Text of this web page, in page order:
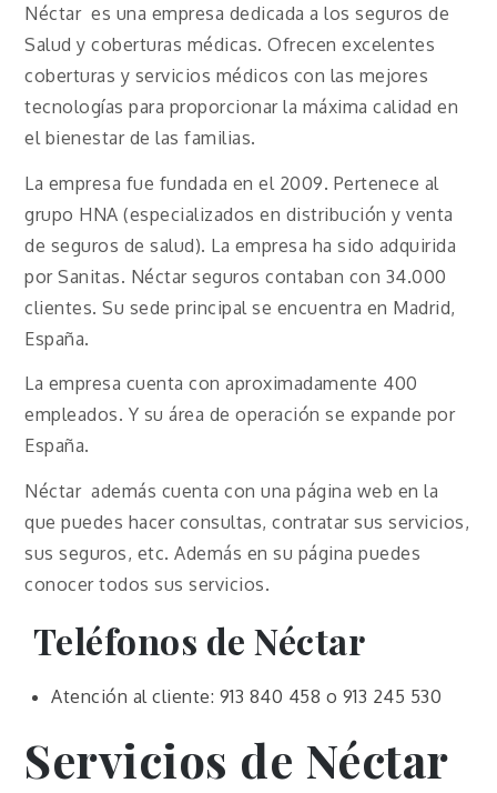
Néctar es una empresa dedicada a los seguros de
Salud y coberturas médicas. Ofrecen excelentes
coberturas y servicios médicos con las mejores
tecnologías para proporcionar la máxima calidad en
el bienestar de las familias.
La empresa fue fundada en el 2009. Pertenece al
grupo HNA (especializados en distribución y venta
de seguros de salud). La empresa ha sido adquirida
por Sanitas. Néctar seguros contaban con 34.000
clientes. Su sede principal se encuentra en Madrid,
España.
La empresa cuenta con aproximadamente 400
empleados. Y su área de operación se expande por
España.
Néctar además cuenta con una página web en la
que puedes hacer consultas, contratar sus servicios,
sus seguros, etc. Además en su página puedes
conocer todos sus servicios.
Teléfonos de Néctar
Atención al cliente: 913 840 458 o 913 245 530
Servicios de Néctar